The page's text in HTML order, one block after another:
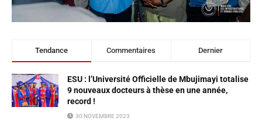
Tendance Commentaires Dernier
ESU : l’Université Officielle de Mbujimayi totalise
9 nouveaux docteurs à thèse en une année,
record !
30 NOVEMBRE 2023